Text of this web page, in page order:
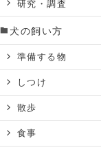
研究・調査
犬の飼い方
準備する物
しつけ
散歩
食事